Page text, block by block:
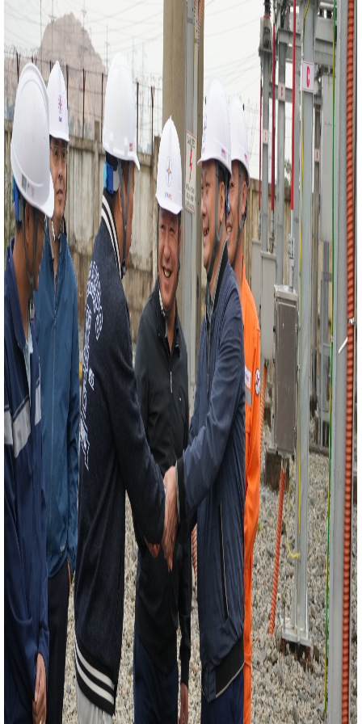
kế hoạch quản lý rủi ro trong khai thác khoáng sản
cắt giảm, đơn giản hóa thủ tục hành chính, điều kiện
chống lừa đảo trực tuyến
AI đã “rất thật” ở Hà
công nghiệp Quang Diệm với quy mô 40ha, vốn đầu tư
phối hợp với Báo Nhân dân tổ chức Lễ khai trương
gia Việt Nam
Thúc đẩy hành chính số, Hà Tĩnh nâng
tuyến
Sau năm 2025, mỗi người dân Việt Nam đều
ứng dụng VNeID
Việt Nam - Hoa Kỳ đạt tiến bộ
lần thứ 2 Hiệp định song phương về thương mại đối
đồng kinh tế ASEAN lần thứ 25
Bám sát 5 nhóm
trong thực hiện Đề án 06
Kết nối tiêu thụ, đưa sản
phối lớn
Tạo động lực phát triển nhanh và bền
lập cụm công nghiệp thứ 3 trong năm 2025 trên địa bàn
động hợp tác đào tạo và phát triển nguồn nhân lực chất
Sở Công Thương kiểm tra công tác chuẩn bị
Nghi Xuân
Ông Nguyễn Doãn Hậu giữ chức Chủ tịch
Hà Tĩnh
Chi bộ Khối Văn phòng tổ chức thành công
UBND tỉnh dự lễ khánh thành nhà ở cho gia đình chính
xếp các đơn vị sự nghiệp công lập khi bỏ cấp huyện
2024 của Hà Tĩnh tăng cao
Thủ tướng phê duyệt
- 2030, tầm nhìn đến năm 2050
Chủ tịch Quốc
Bí thư, Chủ tịch nước Trung Quốc Tập Cận Bình
Phong trào công nhân, viên chức, lao động và hoạt động
quả nổi bật
Sở Công Thương tổ chức Chào cờ -
Những con số ấn tượng trong cải cách thủ tục
Công Thương Hà Tĩnh tổ chức công bố Quyết định thanh
Công và Xúc tiến thương mại
Huyện đoàn
trẻ Hà Tĩnh tự hào thương hiệu Việt"
Hòa lưới
lực cấp điện cho khu vực
Tiếp tục hoàn thiện
nghiệp hỗ trợ, CN-TTCN giai đoạn 2026-2030
Sở
triển khai công tác tháng 01 năm 2026
Bộ Công
cường quản lý, kiểm soát hóa chất hạn chế sản
công nghiệp
Quy trình kiểm định kỹ thuật an toàn lao
Năm 2025 - Công nghiệp tiếp đà tăng trưởng
CHÀO
XIV CỦA ĐẢNG
Cục Thương mại điện tử & Kinh tế
Sở Công Thương Hà Tĩnh tổ chức thành công Lớp đào
ứng dụng thương mại điện tử xuyên biên giới
phẩm Hà Tĩnh năm 2024
Lịch nghỉ lễ dịp Giỗ Tổ
Tích cực hưởng ứng Cuộc thi về Cuộc vận động
Việt Nam trong tình hình mới
Thông báo về việc
vụ phục vụ tổ chức Đề án “Chương trình kết nối tiêu
mại điện tử với người tiêu dùng toàn quốc” thuộc
điện tử quốc gia năm 2026
Thư chúc mừng của
kỷ niệm 16 năm ngày Thương hiệu Việt Nam (20/4/2008
bậc về Chỉ số Cải cách hành chính
Hội nghị liên Bộ
lần thứ 35
Chủ tịch UBND tỉnh làm việc với Tập
của Trung Quốc
SỞ CÔNG THƯƠNG HÀ TĨNH TIẾP
tổ chức trọng thể Lễ kỷ niệm 120 năm Ngày sinh Tổng
ngành Công thương Hà Tĩnh tôn vinh 13 cá nhân tiêu biểu